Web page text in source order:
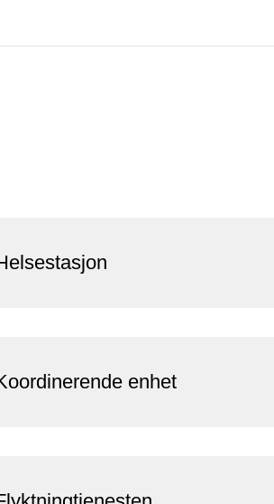
enhet